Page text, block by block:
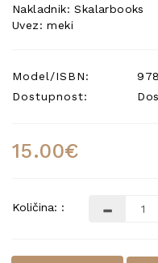
Nakladnik: Skalarbooks
Uvez: meki
Model/ISBN:
Dostupnost:
15.00€
Količina: :